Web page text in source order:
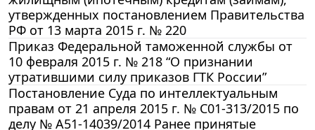
утвержденных постановлением Правительства
РФ от 13 марта 2015 г. № 220
Приказ Федеральной таможенной службы от
10 февраля 2015 г. № 218 “О признании
утратившими силу приказов ГТК России”
Постановление Суда по интеллектуальным
правам от 21 апреля 2015 г. № С01-313/2015 по
делу № А51-14039/2014 Ранее принятые